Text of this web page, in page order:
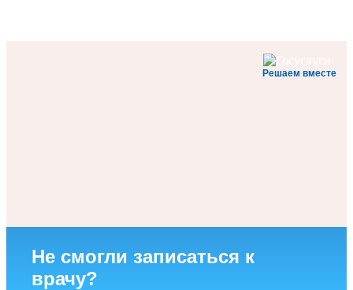
Решаем вместе
Не смогли записаться к
врачу?